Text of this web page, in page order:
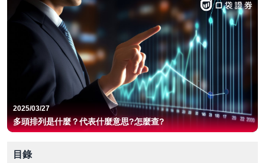
2025/03/27
多頭排列是什麼？代表什麼意思?怎麼查?
目錄